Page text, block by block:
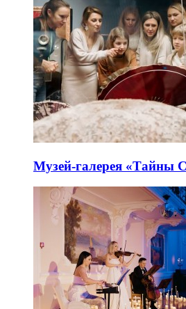
Музей-галерея «Тайны